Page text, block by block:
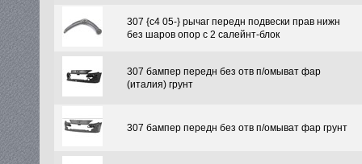
307 {с4 05-} рычаг передн подвески прав нижн
без шаров опор с 2 салейнт-блок
307 бампер передн без отв п/омыват фар
(италия) грунт
307 бампер передн без отв п/омыват фар грунт